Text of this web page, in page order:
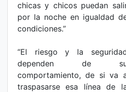
chicas y chicos puedan
por la noche en igualdad
condiciones.”
“El riesgo y la
dependen de
comportamiento, de si va
traspasarse esa línea de